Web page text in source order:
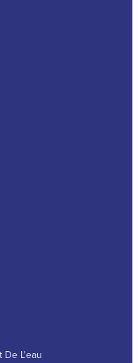
De L'eau